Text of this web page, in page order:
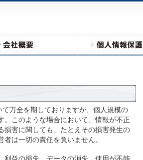
万全を期しておりますが、個人規模の
。このような場合において、情報が不正
損害に関しても、たとえその損害発生の
は一切の責任を負いません。